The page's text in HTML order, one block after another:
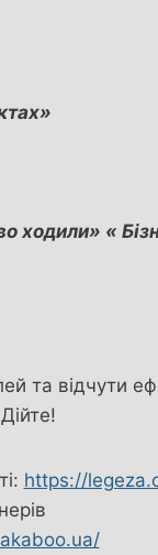
ходили» «
відчути
https://